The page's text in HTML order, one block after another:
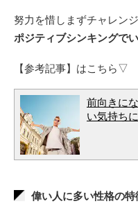
努力を惜しまずチャレン
ポジティブシンキングで
【参考記事】はこちら▽
前向きに
い気持ち
偉い人に多い性格の